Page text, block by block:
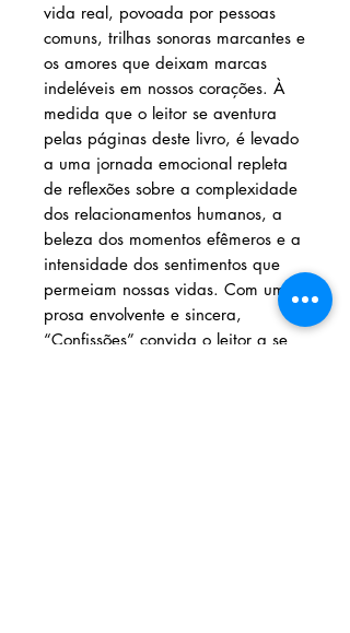
vida real, povoada por pessoas
comuns, trilhas sonoras marcantes e
os amores que deixam marcas
indeléveis em nossos corações. À
medida que o leitor se aventura
pelas páginas deste livro, é levado
a uma jornada emocional repleta
de reflexões sobre a complexidade
dos relacionamentos humanos, a
beleza dos momentos efêmeros e a
intensidade dos sentimentos que
permeiam nossas vidas. Com uma
prosa envolvente e sincera,
“Confissões” convida o leitor a se